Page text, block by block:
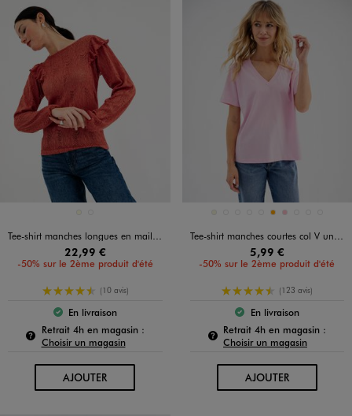
Tee-shirt manches longues en maille ajourée femme
22,99 €
-50% sur le 2ème produit d'été
4.5/5 de moyenne
(10 avis)
Le produit est disponible :
En livraison
Retrait 4h en magasin :Pour connaître la disponibilité de ce produit :
Choisir un magasin
AJOUTERAU PANIER
Disponible en 10 coloris
BLEU STANDARD
KAKI STANDARD
NOIR STANDARD
ORANGE
ROSE
Tee-shirt manches courtes col V uni en coton femme
5,99 €
-50% sur le 2ème produit d'été
4.5/5 de moyenne
(123 avis)
Le produit est
En livraison
Retrait 4h en magasin :
Choisir un magasin
AJOUTERAU PANIER